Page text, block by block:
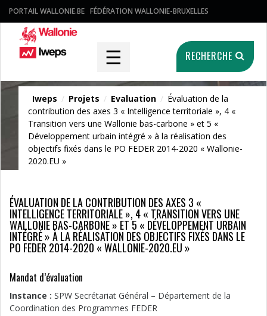
PORTAIL WALLONIE.BE FÉDÉRATION WALLONIE-BRUXELLES
☰ RECHERCHE
Projets
Iweps / Projets / Evaluation / Évaluation de la
contribution des axes 3 « Intelligence territoriale », 4 «
Transition vers une Wallonie bas-carbone » et 5 «
Développement urbain intégré » à la réalisation des
objectifs fixés dans le PO FEDER 2014-2020 « Wallonie-
2020.EU »
ÉVALUATION DE LA CONTRIBUTION DES AXES 3 «
INTELLIGENCE TERRITORIALE », 4 « TRANSITION VERS UNE
WALLONIE BAS-CARBONE » ET 5 « DÉVELOPPEMENT URBAIN
INTÉGRÉ » À LA RÉALISATION DES OBJECTIFS FIXÉS DANS LE
PO FEDER 2014-2020 « WALLONIE-2020.EU »
Mandat d’évaluation
Instance : SPW Secrétariat Général – Département de la
Coordination des Programmes FEDER